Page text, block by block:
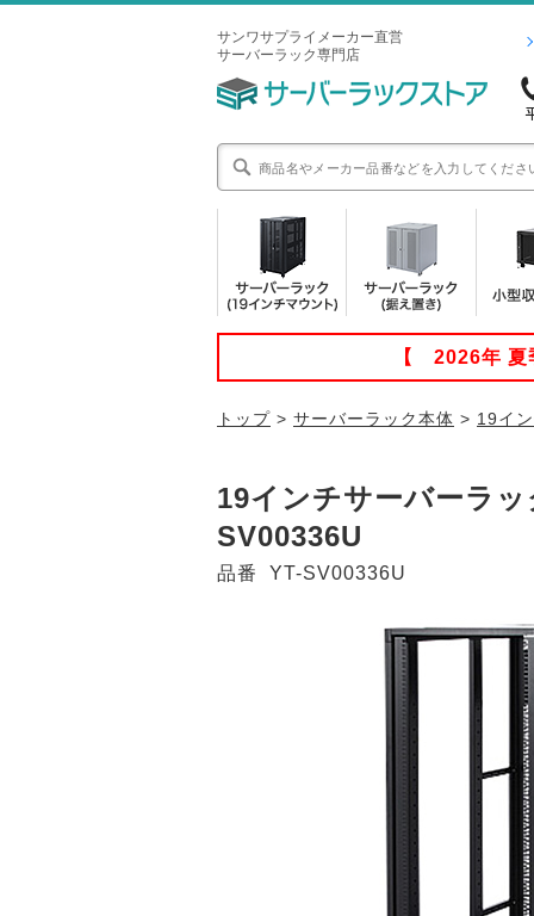
サンワサプライメーカー直営
サーバーラック専門店
【 2026年 夏
トップ > サーバーラック本体 > 19イ
19インチサーバーラ
SV00336U
品番 YT-SV00336U